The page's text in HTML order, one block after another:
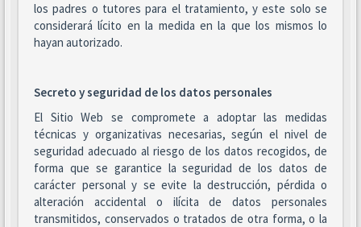
los padres o tutores para el tratamiento, y este solo se
considerará lícito en la medida en la que los mismos lo
hayan autorizado.
Secreto y seguridad de los datos personales
El Sitio Web se compromete a adoptar las medidas
técnicas y organizativas necesarias, según el nivel de
seguridad adecuado al riesgo de los datos recogidos, de
forma que se garantice la seguridad de los datos de
carácter personal y se evite la destrucción, pérdida o
alteración accidental o ilícita de datos personales
transmitidos, conservados o tratados de otra forma, o la